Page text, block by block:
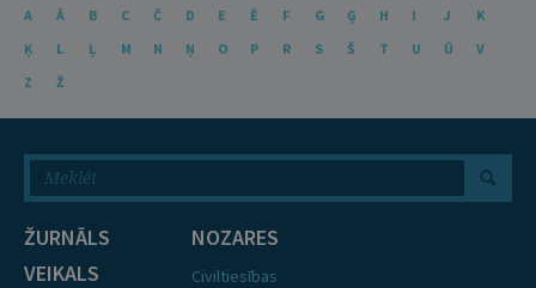
A Ā B C Č D E Ē F G Ģ H I J
K
Ķ
L Ļ M N Ņ O P R S Š T U Ū
V
Z
Ž
ŽURNĀLS
VEIKALS
NOZARES
Civiltiesības